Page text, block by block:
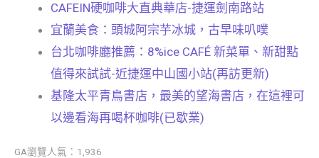
CAFEIN硬咖啡大直典華店-捷運劍南路站
宜蘭美食：頭城阿宗芋冰城，古早味叭噗
台北咖啡廳推薦：8%ice CAFÉ 新菜單、新甜點
值得來試試-近捷運中山國小站(再訪更新)
基隆太平青鳥書店，最美的望海書店，在這裡可
以邊看海再喝杯咖啡(已歇業)
GA瀏覽人氣：1,936